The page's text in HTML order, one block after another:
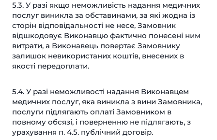
5.3. У разі якщо неможливість надання медичних
послуг виникла за обставинами, за які жодна із
сторін відповідальності не несе, Замовник
відшкодовує Виконавцю фактично понесені ним
витрати, а Виконавець повертає Замовнику
залишок невикористаних коштів, внесених в
якості передоплати.
5.4. У разі неможливості надання Виконавцем
медичних послуг, яка виникла з вини Замовника,
послуги підлягають оплаті Замовником в
повному обсязі, і поверненню не підлягають, з
урахування п. 4.5. публічний договір.